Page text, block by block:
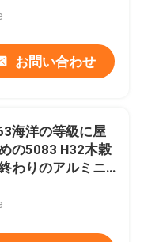
お問い合わせ
海洋の等級に屋
の5083 H32木穀
わりのアルミニ